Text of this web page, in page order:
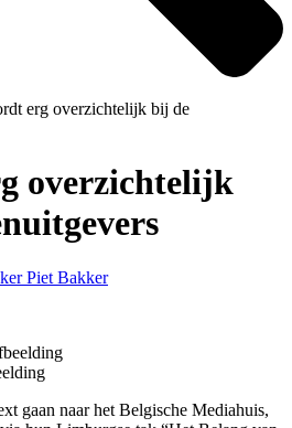
erg overzichtelijk bij de
overzichtelijk
Piet Bakker
gaan naar het Belgische Mediahuis,